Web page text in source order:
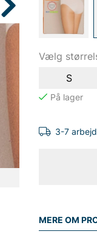
Vælg
S
3-7
MERE OM